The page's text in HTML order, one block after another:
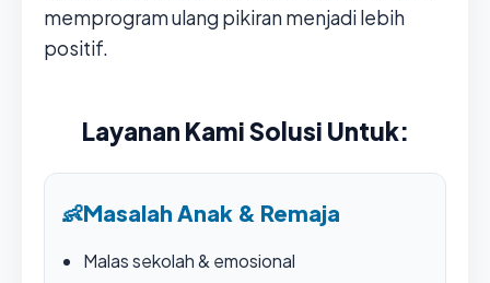
memprogram ulang pikiran menjadi lebih
positif.
Layanan Kami Solusi Untuk:
👶Masalah Anak & Remaja
Malas sekolah & emosional